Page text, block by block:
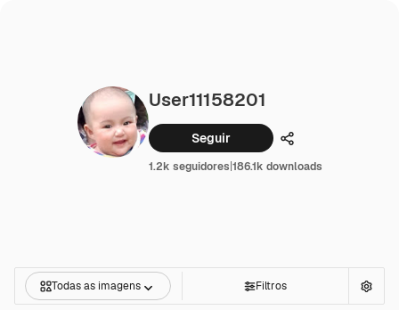
User11158201
Seguir Compartilhar
1.2k seguidores|186.1k downloads
Todas as imagens Filtros